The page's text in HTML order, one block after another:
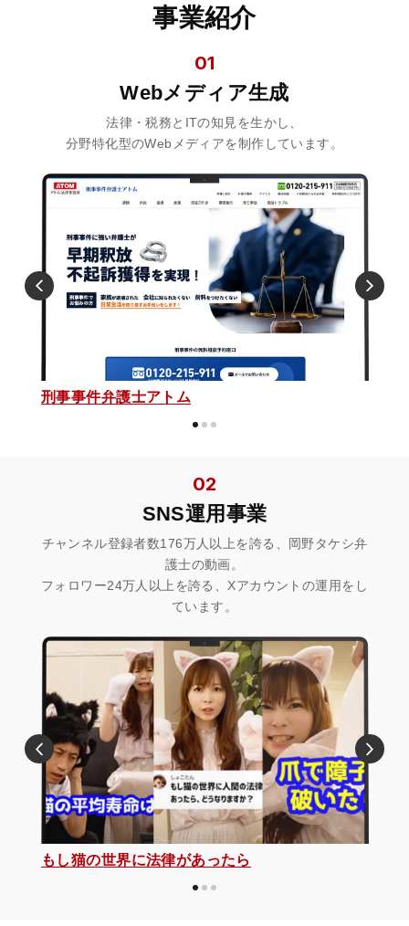
事業紹介
01
Webメディア生成
法律・税務とITの知見を生かし、
分野特化型のWebメディアを制作しています。
刑事事件弁護士アトム
02
SNS運用事業
チャンネル登録者数176万人以上を誇る、岡野タケシ弁
護士の動画。
フォロワー24万人以上を誇る、Xアカウントの運用をし
ています。
もし猫の世界に法律があったら